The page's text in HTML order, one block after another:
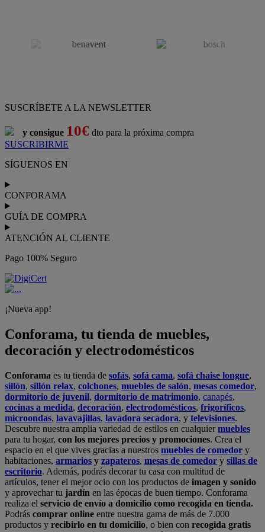
SUSCRÍBETE A LA NEWSLETTER
y consigue 10€ dto para la próxima compra
SUSCRIBIRME
SÍGUENOS EN
CONFORAMA
GUÍA DE COMPRA
ATENCIÓN AL CLIENTE
Pago 100% Seguro
¡Nueva app!
Conforama, tu tienda de muebles,
decoración y electrodomésticos
Conforama es tu tienda de sofás, sofá cama, sofá chaise longue,
sillón, sillón relax, colchones, muebles de salón, mesas comedor,
dormitorio de juvenil, dormitorio de matrimonio, canapés,
cocinas a medida, decoración, electrodomésticos, frigoríficos,
microondas, lavavajillas, lavadora secadora, y televisiones.
Descubre nuestra amplia variedad de estilos en cualquiermuebles
para tu hogar, con los mejores precios y promociones. Crea el
espacio en el que vives gracias a nuestros muebles de comedor y
habitaciones, armarios y zapateros, mesas de comedor y sillas de
escritorio. Además, podrás decorar tu casa con multitud de
artículos, tener el mejor ocio con los productos de imagen y sonido
y aprovechar tu jardín en las épocas de buen tiempo. Conforama
realiza el servicio de envío a domicilio como recogida en tienda.
Podrás comprar online entre nuestra gama de más de 7.000
productos y recibirlo en tu domicilio, o bien con recogida gratis